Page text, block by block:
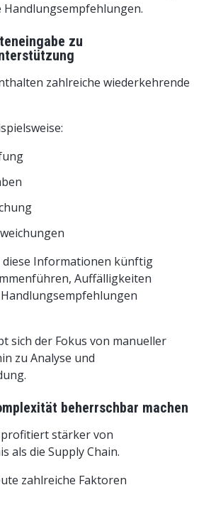
zu
zahlreiche wiederkehrende
diese Informationen künftig
Auffälligkeiten
sich der Fokus von manueller
zu Analyse und
beherrschbar machen
profitiert stärker von
als die Supply Chain.
zahlreiche Faktoren